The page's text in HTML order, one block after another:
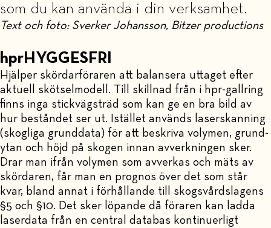
som du kan använda i din verksamhet.
Text och foto: Sverker Johansson, Bitzer productions
hprHYGGESFRI
Hjälper skördarföraren att balansera uttaget efter
aktuell skötselmodell. Till skillnad från i hpr-gallring
finns inga stickvägsträd som kan ge en bra bild av
hur beståndet ser ut. Istället används laserskanning
(skogliga grunddata) för att beskriva volymen, grund-
ytan och höjd på skogen innan avverkningen sker.
Drar man ifrån volymen som avverkas och mäts av
skördaren, får man en prognos över det som står
kvar, bland annat i förhållande till skogsvårdslagens
§5 och §10. Det sker löpande då föraren kan ladda
laserdata från en central databas kontinuerligt